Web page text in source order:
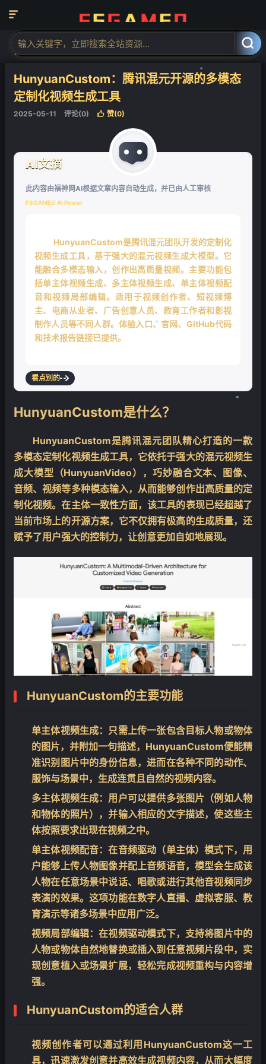


当前位置：福神网-专注分享最实用的软件、工具、资讯
AI图
像工具
HunyuanCustom：腾讯混元开源的多模态
定制化视频生成工具
2025-05-11 评论(0)  赞(0)
AI文摘
此内容由福神网AI根据文章内容自动生成，并已由人工审核
FSGAMEO AI Power
HunyuanCustom是腾讯混元团队开发的定制化
视频生成工具，基于强大的混元视频生成大模型。它
能融合多模态输入，创作出高质量视频。主要功能包
括单主体视频生成、多主体视频生成、单主体视频配
音和视频局部编辑。适用于视频创作者、短视频博
主、电商从业者、广告创意人员、教育工作者和影视
制作人员等不同人群。体验入口、官网、GitHub代码
和技术报告链接已提供。
看点别的
HunyuanCustom是什么？
HunyuanCustom是腾讯混元团队精心打造的一款
多模态定制化视频生成工具，它依托于强大的混元视频生
成大模型（HunyuanVideo），巧妙融合文本、图像、
音频、视频等多种模态输入，从而能够创作出高质量的定
制化视频。在主体一致性方面，该工具的表现已经超越了
当前市场上的开源方案，它不仅拥有极高的生成质量，还
赋予了用户强大的控制力，让创意更加自如地展现。
HunyuanCustom的主要功能
单主体视频生成：只需上传一张包含目标人物或物体
的图片，并附加一句描述，HunyuanCustom便能精
准识别图片中的身份信息，进而在各种不同的动作、
服饰与场景中，生成连贯且自然的视频内容。
多主体视频生成：用户可以提供多张图片（例如人物
和物体的照片），并输入相应的文字描述，使这些主
体按照要求出现在视频之中。
单主体视频配音：在音频驱动（单主体）模式下，用
户能够上传人物图像并配上音频语音，模型会生成该
人物在任意场景中说话、唱歌或进行其他音视频同步
表演的效果。这项功能在数字人直播、虚拟客服、教
育演示等诸多场景中应用广泛。
视频局部编辑：在视频驱动模式下，支持将图片中的
人物或物体自然地替换或插入到任意视频片段中，实
现创意植入或场景扩展，轻松完成视频重构与内容增
强。
HunyuanCustom的适合人群
视频创作者可以通过利用HunyuanCustom这一工
具，迅速激发创意并高效生成视频内容，从而大幅度
❄
❄